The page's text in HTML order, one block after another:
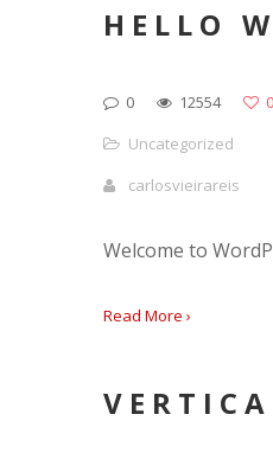
HELLO
0 12554
0
Uncategorized
carlosvieirareis
Welcome to
Read More ›